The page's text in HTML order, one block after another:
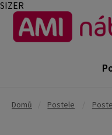
Domů Postele
SIZER